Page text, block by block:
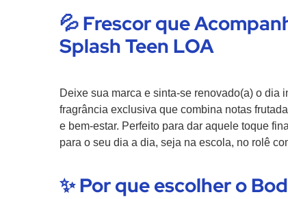
💦 Frescor que
Splash Teen LOA
Deixe sua marca e sinta-se renovado(a) o dia
fragrância exclusiva que combina notas
e bem-estar. Perfeito para dar aquele toque
para o seu dia a dia, seja na escola, no rolê
✨ Por que escolher o